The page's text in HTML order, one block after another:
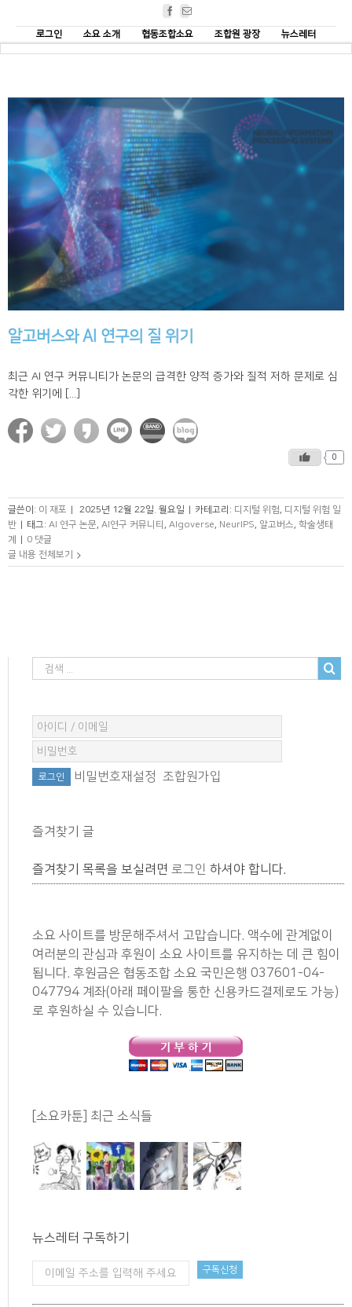
Facebook
로그인
소요 소개 협동조합소요 조합원 광장 뉴스레터
알고버스와 AI 연구의 질 위기
최근 AI 연구 커뮤니티가 논문의 급격한 양적 증가와 질적 저하 문제로 심
각한 위기에 [...]
0
글쓴이: 이 재포 | 2025년 12월 22일. 월요일 | 카테고리: 디지털 위험, 디지털 위험 일
반 | 태그: AI 연구 논문, AI연구 커뮤니티 , Algoverse, NeurIPS, 알고버스, 학술생태
계
| 0 댓글
글 내용 전체보기
비밀번호재설정 조합원가입
즐겨찾기 글
즐겨찾기 목록을 보실려면 로그인 하셔야 합니다.
소요 사이트를 방문해주셔서 고맙습니다. 액수에 관계없이
여러분의 관심과 후원이 소요 사이트를 유지하는 데 큰 힘이
됩니다. 후원금은 협동조합 소요 국민은행 037601-04-
047794 계좌(아래 페이팔을 통한 신용카드결제로도 가능)
로 후원하실 수 있습니다.
[소요카툰] 최근 소식들
뉴스레터 구독하기